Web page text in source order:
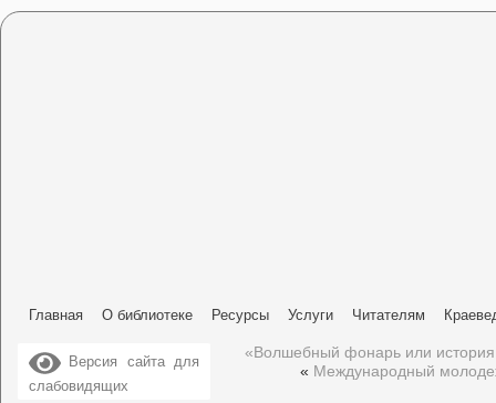
Главная О библиотеке Ресурсы Услуги Читателям
Версия сайта для
слабовидящих
«Волшебный фонарь или
« Международный